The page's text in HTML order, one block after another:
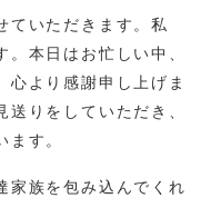
ていただきます。私
本日はお忙しい中、
より感謝申し上げま
りをしていただき、
す。
家族を包み込んでくれ